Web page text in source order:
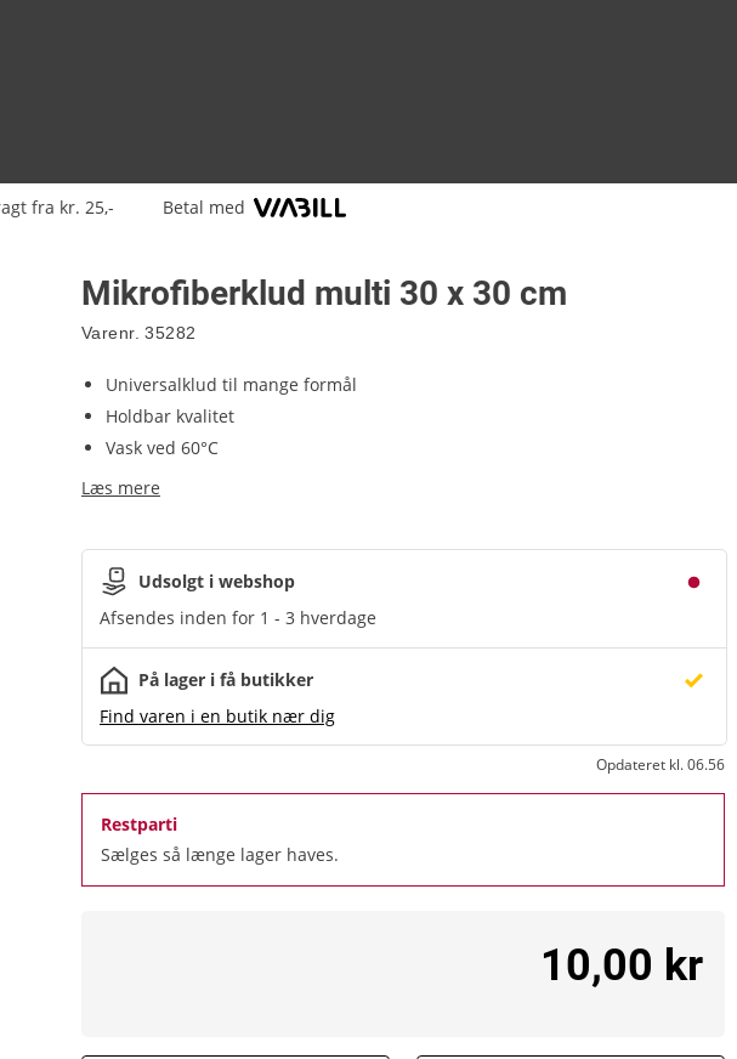
fra kr. 25,- Betal med
Mikrofiberklud multi 30 x 30 cm
Varenr. 35282
Universalklud til mange formål
Holdbar kvalitet
Vask ved 60°C
Læs mere
Udsolgt i webshop
Afsendes inden for 1 - 3 hverdage
På lager i få butikker
Find varen i en butik nær dig
Opdateret kl. 06.56
Restparti
Sælges så længe lager haves.
10,00 kr